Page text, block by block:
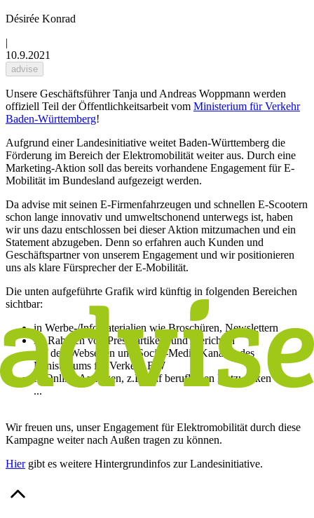
Désirée Konrad
|
10.9.2021
advise
Unsere Geschäftsführer Tanja und Andreas Woppmann werden
offiziell Teil der Öffentlichkeitsarbeit vom Ministerium für Verkehr
Baden-Württemberg!
Aufgrund einer Landesinitiative weitet Baden-Württemberg die
Förderung im Bereich der Elektromobilität weiter aus. Durch eine
Marketing-Aktion soll das bereits vorhandene Engagement für E-
Mobilität im Bundesland aufgezeigt werden.
Da advise mit seinen E-Firmenfahrzeugen und schnellen E-Scootern
schon lange innovativ und umweltschonend unterwegs ist, haben
wir uns dazu entschlossen bei dieser Aktion mitzumachen und ein
Statement abzugeben. Denn so erfahren auch Kunden und
Geschäftspartner von unserem Engagement und wir positionieren
uns als klare Fürsprecher der E-Mobilität.
Die unten aufgeführte Grafik wird künftig in folgenden Bereichen
sichtbar:
in Werbe-/Infomaterialien wie Broschüren, Newslettern
im Rahmen von Presseartikeln und -berichten
auf den Webseiten und Social-Media-Kanälen des
Ministeriums für Verkehr BW
in Online-Anzeigen, z.B. auf beruflichen Netzwerken
...
Wir freuen uns, unser Engagement für Elektromobilität durch diese
Kampagne weiter nach Außen tragen zu können.
Hiergibt es weitere Hintergrundinfos zur Landesinitiative.